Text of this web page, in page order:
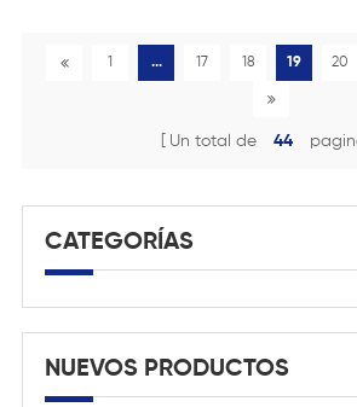
1 ... 17 18 19 20
Un total de 44
CATEGORÍAS
NUEVOS PRODUCTOS